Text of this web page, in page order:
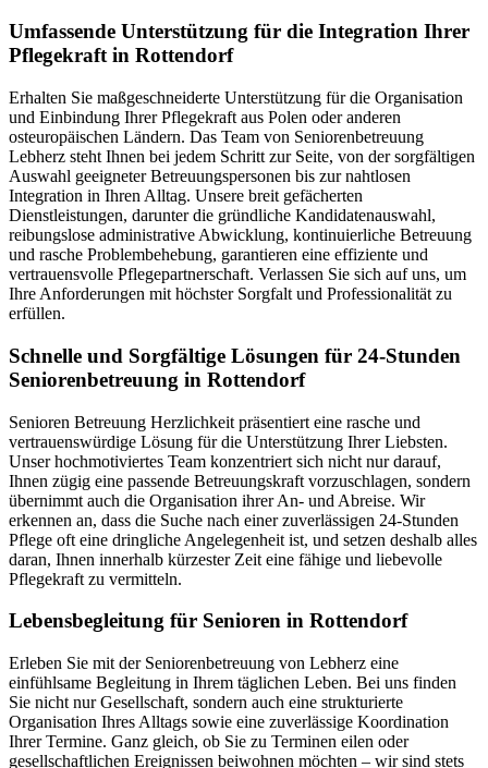
Umfassende Unterstützung für die Integration Ihrer
Pflegekraft in Rottendorf
Erhalten Sie maßgeschneiderte Unterstützung für die Organisation
und Einbindung Ihrer Pflegekraft aus Polen oder anderen
osteuropäischen Ländern. Das Team von Seniorenbetreuung
Lebherz steht Ihnen bei jedem Schritt zur Seite, von der sorgfältigen
Auswahl geeigneter Betreuungspersonen bis zur nahtlosen
Integration in Ihren Alltag. Unsere breit gefächerten
Dienstleistungen, darunter die gründliche Kandidatenauswahl,
reibungslose administrative Abwicklung, kontinuierliche Betreuung
und rasche Problembehebung, garantieren eine effiziente und
vertrauensvolle Pflegepartnerschaft. Verlassen Sie sich auf uns, um
Ihre Anforderungen mit höchster Sorgfalt und Professionalität zu
erfüllen.
Schnelle und Sorgfältige Lösungen für 24-Stunden
Seniorenbetreuung in Rottendorf
Senioren Betreuung Herzlichkeit präsentiert eine rasche und
vertrauenswürdige Lösung für die Unterstützung Ihrer Liebsten.
Unser hochmotiviertes Team konzentriert sich nicht nur darauf,
Ihnen zügig eine passende Betreuungskraft vorzuschlagen, sondern
übernimmt auch die Organisation ihrer An- und Abreise. Wir
erkennen an, dass die Suche nach einer zuverlässigen 24-Stunden
Pflege oft eine dringliche Angelegenheit ist, und setzen deshalb alles
daran, Ihnen innerhalb kürzester Zeit eine fähige und liebevolle
Pflegekraft zu vermitteln.
Lebensbegleitung für Senioren in Rottendorf
Erleben Sie mit der Seniorenbetreuung von Lebherz eine
einfühlsame Begleitung in Ihrem täglichen Leben. Bei uns finden
Sie nicht nur Gesellschaft, sondern auch eine strukturierte
Organisation Ihres Alltags sowie eine zuverlässige Koordination
Ihrer Termine. Ganz gleich, ob Sie zu Terminen eilen oder
gesellschaftlichen Ereignissen beiwohnen möchten – wir sind stets